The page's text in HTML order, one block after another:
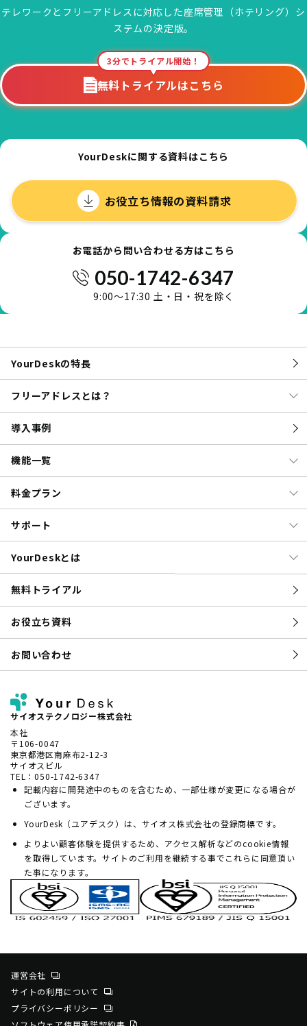
テレワークとフリーアドレスに対応した座席管理（ホテリング）シ
ステムの決定版。
無料トライアルはこちら
3分でトライアル開始！
YourDeskに関する資料はこちら
お役立ち情報の資料請求
お電話から問い合わせる方はこちら
050-1742-6347
9:00～17:30 土・日・祝を除く
サイオステクノロジー株式会社
本社
〒106-0047
東京都港区南麻布2-12-3
サイオスビル
TEL：050-1742-6347
記載内容に開発途中のものを含むため、一部仕様が変更になる場合が
ございます。
YourDesk（ユアデスク）は、サイオス株式会社の登録商標です。
よりよい顧客体験を提供するため、アクセス解析などのcookie情報
を取得しています。サイトのご利用を継続する事でこれらに同意頂い
た事になります。
YourDeskの特長
フリーアドレスとは？
導入事例
機能一覧
料金プラン
サポート
YourDeskとは
無料トライアル
お役立ち資料
お問い合わせ
運営会社
サイトの利用について
プライバシーポリシー